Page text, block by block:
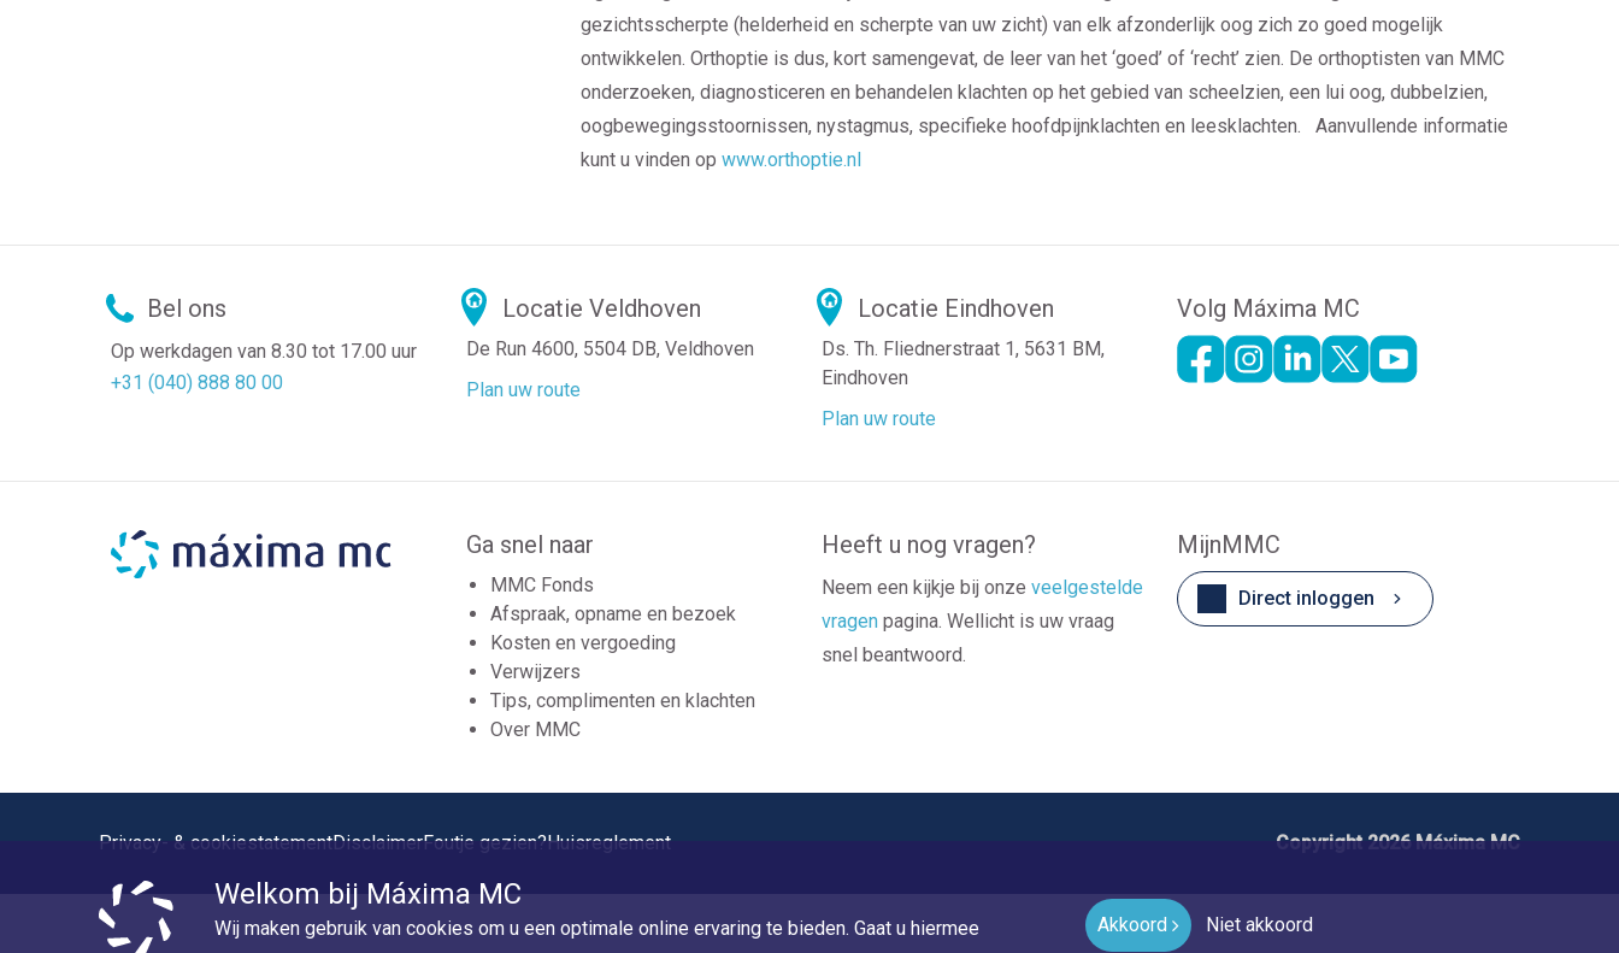
gezichtsscherpte (helderheid en scherpte van uw zicht) van elk afzonderlijk oog zich zo goed mogelijk
ontwikkelen. Orthoptie is dus, kort samengevat, de leer van het ‘goed’ of ‘recht’ zien. De orthoptisten van MMC
onderzoeken, diagnosticeren en behandelen klachten op het gebied van scheelzien, een lui oog, dubbelzien,
oogbewegingsstoornissen, nystagmus, specifieke hoofdpijnklachten en leesklachten. Aanvullende informatie
kunt u vinden op www.orthoptie.nl
Bel ons
Op werkdagen van 8.30 tot 17.00 uur
+31 (040) 888 80 00
Locatie Veldhoven
De Run 4600, 5504 DB, Veldhoven
Plan uw route
Locatie Eindhoven
Ds. Th. Fliednerstraat 1, 5631 BM,
Eindhoven
Plan uw route
Volg Máxima MC
Ga snel naar
MMC Fonds
Afspraak, opname en bezoek
Kosten en vergoeding
Verwijzers
Tips, complimenten en klachten
Over MMC
Heeft u nog vragen?
Neem een kijkje bij onze veelgestelde
vragen pagina. Wellicht is uw vraag
snel beantwoord.
MijnMMC
Direct inloggen
Privacy- & cookiestatementDisclaimerFoutje gezien?Huisreglement Copyright 2026 Máxima MC
Welkom bij Máxima MC
Wij maken gebruik van cookies om u een optimale online ervaring te bieden. Gaat u hiermee
Akkoord Niet akkoord